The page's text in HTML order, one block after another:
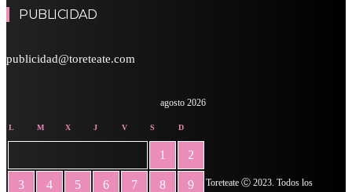
PUBLICIDAD
publicidad@toreteate.com
agosto 2026
L M X J V S D
1 2
3 4 5 6 7 8 9
Toreteate Ⓒ 2023. Todos los